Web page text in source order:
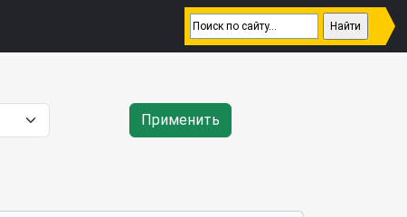
Применить